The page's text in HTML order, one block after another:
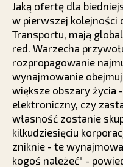
Jaką ofertę dla
w pierwszej kolejności
Transportu, mają
red. Warzecha
rozpropagowanie
wynajmowanie
większe obszary życia
elektroniczny, czy
własność zostanie
kilkudziesięciu
zniknie - te
kogoś należeć" -